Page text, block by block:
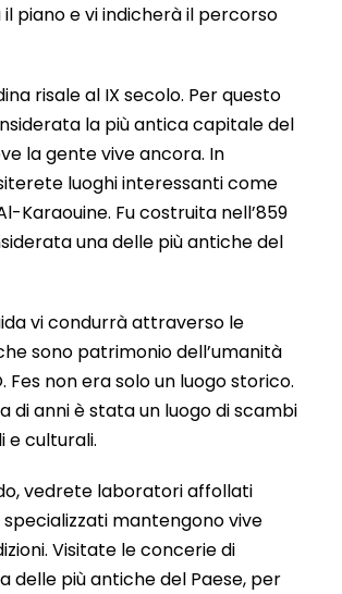
piano e vi indicherà il percorso
risale al IX secolo. Per questo
la più antica capitale del
la gente vive ancora. In
luoghi interessanti come
Karaouine. Fu costruita nell’859
una delle più antiche del
vi condurrà attraverso le
sono patrimonio dell’umanità
Fes non era solo un luogo storico.
di anni è stata un luogo di scambi
e culturali.
vedrete laboratori affollati
mantengono vive
Visitate le concerie di
delle più antiche del Paese, per